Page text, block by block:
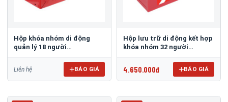
Hộp khóa nhóm di động
quản lý 18 người
Liên hệ BÁO GIÁ
Hộp lưu trữ di động kết hợp
khóa nhóm 32 người
4.650.000đ BÁO GIÁ